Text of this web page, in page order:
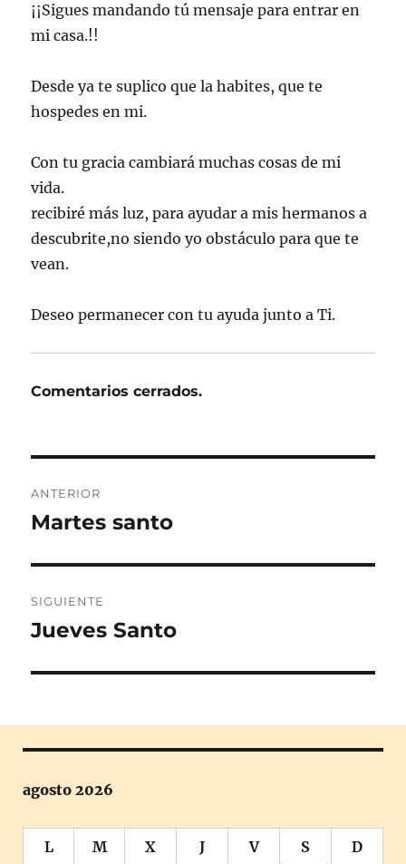
¡¡Sigues mandando tú mensaje para entrar en
mi casa.!!
Desde ya te suplico que la habites, que te
hospedes en mi.
Con tu gracia cambiará muchas cosas de mi
vida.
recibiré más luz, para ayudar a mis hermanos a
descubrite,no siendo yo obstáculo para que te
vean.
Deseo permanecer con tu ayuda junto a Ti.
Comentarios cerrados.
de
ANTERIOR
Entrada
Martes santo
SIGUIENTE
Entrada
Jueves Santo
agosto 2026
L M X J V S D